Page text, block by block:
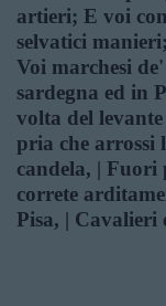
artieri; E voi
selvatici
Voi marchesi
sardegna ed in
volta del
pria che arrossi
candela, | Fuori
correte
Pisa, | Cavalieri